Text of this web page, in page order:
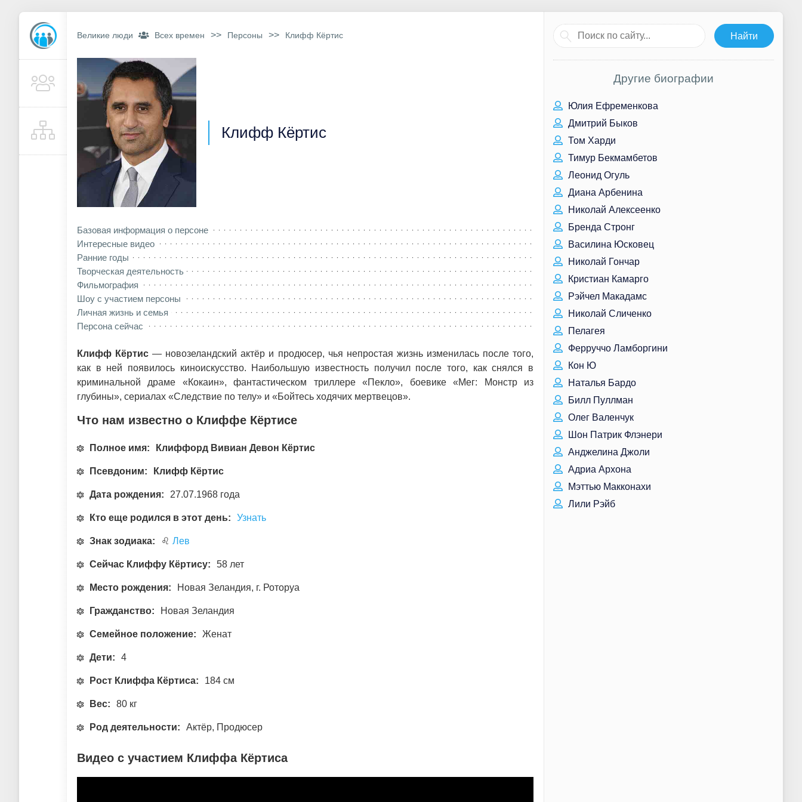
Великие люди Всех времен >> Персоны >> Клифф Кёртис
Клифф Кёртис
Базовая информация о персоне
Интересные видео
Ранние годы
Творческая деятельность
Фильмография
Шоу с участием персоны
Личная жизнь и семья
Персона сейчас
Клифф Кёртис — новозеландский актёр и продюсер, чья непростая жизнь изменилась после того,
как в ней появилось киноискусство. Наибольшую известность получил после того, как снялся в
криминальной драме «Кокаин», фантастическом триллере «Пекло», боевике «Мег: Монстр из
глубины», сериалах «Следствие по телу» и «Бойтесь ходячих мертвецов».
Что нам известно о Клиффе Кёртисе
Полное имя: Клиффорд Вивиан Девон Кёртис
Псевдоним: Клифф Кёртис
Дата рождения: 27.07.1968 года
Кто еще родился в этот день: Узнать
Знак зодиака: ♌ Лев
Сейчас Клиффу Кёртису: 58 лет
Место рождения: Новая Зеландия, г. Роторуа
Гражданство: Новая Зеландия
Семейное положение: Женат
Дети: 4
Рост Клиффа Кёртиса: 184 см
Вес: 80 кг
Род деятельности: Актёр, Продюсер
Видео с участием Клиффа Кёртиса
Другие биографии
Юлия Ефременкова
Дмитрий Быков
Том Харди
Тимур Бекмамбетов
Леонид Огуль
Диана Арбенина
Николай Алексеенко
Бренда Стронг
Василина Юсковец
Николай Гончар
Кристиан Камарго
Рэйчел Макадамс
Николай Сличенко
Пелагея
Ферруччо Ламборгини
Кон Ю
Наталья Бардо
Билл Пуллман
Олег Валенчук
Шон Патрик Флэнери
Анджелина Джоли
Адриа Архона
Мэттью Макконахи
Лили Рэйб